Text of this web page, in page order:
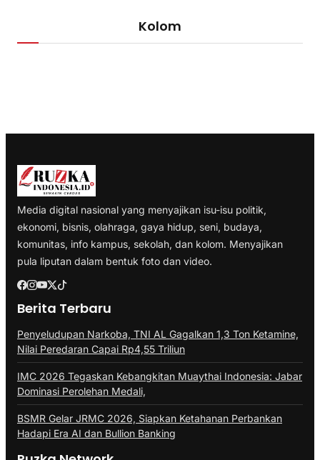
Kolom
Media digital nasional yang menyajikan isu-isu politik,
ekonomi, bisnis, olahraga, gaya hidup, seni, budaya,
komunitas, info kampus, sekolah, dan kolom. Menyajikan
pula liputan dalam bentuk foto dan video.
Berita Terbaru
Penyeludupan Narkoba, TNI AL Gagalkan 1,3 Ton Ketamine,
Nilai Peredaran Capai Rp4,55 Triliun
IMC 2026 Tegaskan Kebangkitan Muaythai Indonesia: Jabar
Dominasi Perolehan Medali,
BSMR Gelar JRMC 2026, Siapkan Ketahanan Perbankan
Hadapi Era AI dan Bullion Banking